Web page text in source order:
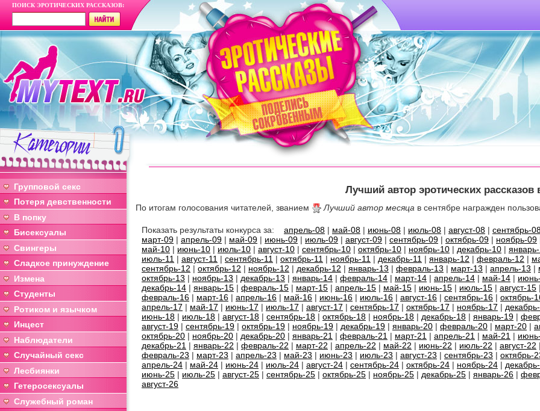
ПОИСК ЭРОТИЧЕСКИХ РАССКАЗОВ:
Групповой секс
Потеря девственности
В попку
Бисексуалы
Свингеры
Сладкое принуждение
Измена
Студенты
Ротиком и язычком
Инцест
Наблюдатели
Случайный секс
Лесбиянки
Гетеросексуалы
Служебный роман
Лучший автор эротических рассказов
По итогам голосования читателей, званием Лучший автор месяца в сентябре награжден
Показать результаты конкурса за: апрель-08 | май-08 | июнь-08 | июль-08 | август-08 | сентябрь-
март-09 | апрель-09 | май-09 | июнь-09 | июль-09 | август-09 | сентябрь-09 | октябрь-09 | ноябрь-09
май-10 | июнь-10 | июль-10 | август-10 | сентябрь-10 | октябрь-10 | ноябрь-10 | декабрь-10 |
июль-11 | август-11 | сентябрь-11 | октябрь-11 | ноябрь-11 | декабрь-11 | январь-12 | февраль-12 |
сентябрь-12 | октябрь-12 | ноябрь-12 | декабрь-12 | январь-13 | февраль-13 | март-13 | апрель-13 |
октябрь-13 | ноябрь-13 | декабрь-13 | январь-14 | февраль-14 | март-14 | апрель-14 | май-14 |
декабрь-14 | январь-15 | февраль-15 | март-15 | апрель-15 | май-15 | июнь-15 | июль-15 | август-15 |
февраль-16 | март-16 | апрель-16 | май-16 | июнь-16 | июль-16 | август-16 | сентябрь-16 | октябрь-
апрель-17 | май-17 | июнь-17 | июль-17 | август-17 | сентябрь-17 | октябрь-17 | ноябрь-17 |
июнь-18 | июль-18 | август-18 | сентябрь-18 | октябрь-18 | ноябрь-18 | декабрь-18 | январь-19 |
август-19 | сентябрь-19 | октябрь-19 | ноябрь-19 | декабрь-19 | январь-20 | февраль-20 | март-20 |
октябрь-20 | ноябрь-20 | декабрь-20 | январь-21 | февраль-21 | март-21 | апрель-21 | май-21 |
декабрь-21 | январь-22 | февраль-22 | март-22 | апрель-22 | май-22 | июнь-22 | июль-22 | август-22 |
февраль-23 | март-23 | апрель-23 | май-23 | июнь-23 | июль-23 | август-23 | сентябрь-23 | октябрь-
апрель-24 | май-24 | июнь-24 | июль-24 | август-24 | сентябрь-24 | октябрь-24 | ноябрь-24 |
июнь-25 | июль-25 | август-25 | сентябрь-25 | октябрь-25 | ноябрь-25 | декабрь-25 | январь-26 |
август-26